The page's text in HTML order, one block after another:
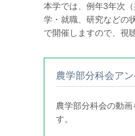
本学では、例年3年次
学・就職、研究などの
で開催しますので、視
農学部分科会ア
農学部分科会の動
す。